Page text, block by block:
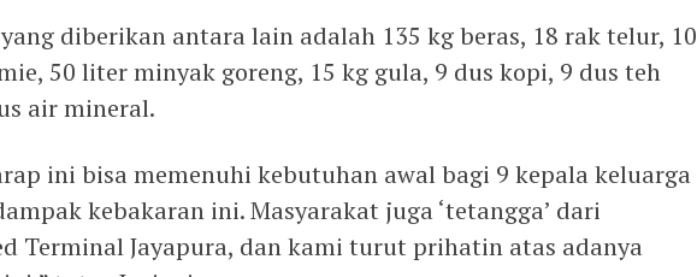
diberikan antara lain adalah 135 kg beras, 18 rak telur, 10
50 liter minyak goreng, 15 kg gula, 9 dus kopi, 9 dus teh
air mineral.
ini bisa memenuhi kebutuhan awal bagi 9 kepala keluarga
kebakaran ini. Masyarakat juga ‘tetangga’ dari
Terminal Jayapura, dan kami turut prihatin atas adanya